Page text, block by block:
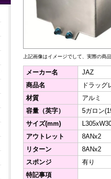
上記画像はイメージでして、実際の商
メーカー名
JAZ
商品名
ドラッ
材質
アルミ
容量（英字）
5ガロン
サイズ(mm)
アウトレット
8ANx2
リターン
8ANx2
スポンジ
有り
特記事項